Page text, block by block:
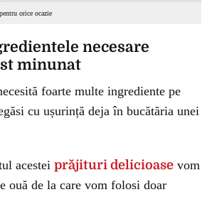
orice ocazie
necesare
minunat
foarte multe ingrediente pe
cu ușurință deja în bucătăria unei
acestei prăjituri delicioase vom
ouă de la care vom folosi doar